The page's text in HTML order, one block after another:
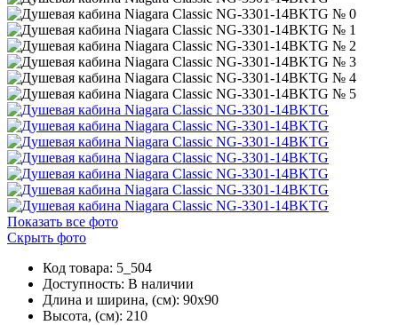
Показать все фото
Скрыть фото
Код товара: 5_504
Доступность: В наличии
Длина и ширина, (см): 90x90
Высота, (см): 210